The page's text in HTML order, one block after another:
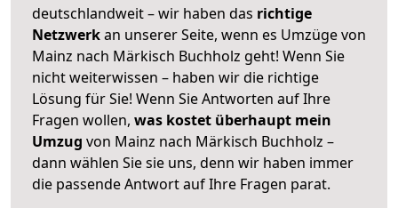
deutschlandweit – wir haben das richtige
Netzwerkan unserer Seite, wenn es Umzüge von
Mainz nach Märkisch Buchholz geht! Wenn Sie
nicht weiterwissen – haben wir die richtige
Lösung für Sie! Wenn Sie Antworten auf Ihre
Fragen wollen, was kostet überhaupt mein
Umzug von Mainz nach Märkisch Buchholz –
dann wählen Sie sie uns, denn wir haben immer
die passende Antwort auf Ihre Fragen parat.